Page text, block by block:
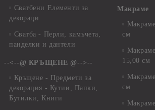
Сватбени Елементи за
декораци
Сватба - Перли, камъчета,
панделки и дантели
--<--@ КРЪЩЕНЕ @-->--
Кръщене - Предмети за
декорация - Кутии, Папки,
Бутилки, Книги
Макраме
см
15,00 см
см